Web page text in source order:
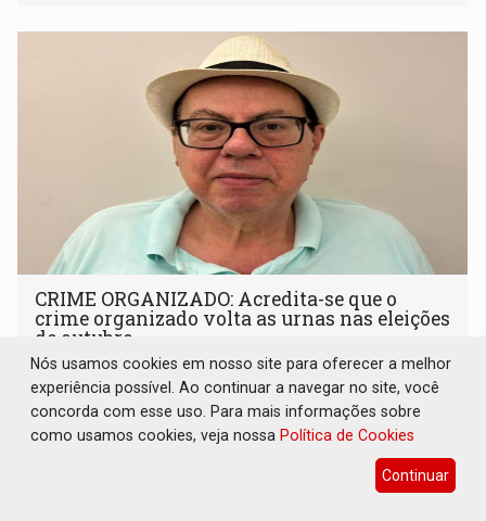
CRIME ORGANIZADO: Acredita-se que o
crime organizado volta as urnas nas eleições
de outubro
16 de Julho de 2026 às 08:12
Nós usamos cookies em nosso site para oferecer a melhor
experiência possível. Ao continuar a navegar no site, você
concorda com esse uso. Para mais informações sobre
como usamos cookies, veja nossa Política de Cookies
Continuar